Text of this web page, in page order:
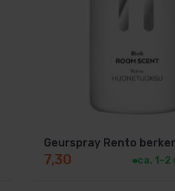
Geurspray Rento
7,30 ca. 1–2